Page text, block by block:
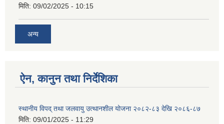
मिति: 09/02/2025 - 10:15
अन्य
ऐन, कानुन तथा निर्देशिका
स्थानीय विपद् तथा जलवायु उत्थानशील योजना २०८२-८३ देखि २०८६-८७
मिति: 09/01/2025 - 11:29